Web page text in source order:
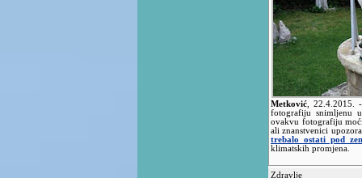
Metković 22.4.2015.
fotografiju snimljenu
ovakvu fotografiju
ali znanstvenici
trebalo ostati pod
klimatskih promjena.
Zdravlje